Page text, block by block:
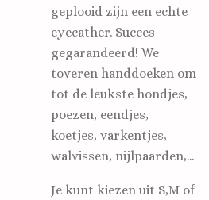
geplooid zijn een echte
eyecather. Succes
gegarandeerd! We
toveren handdoeken om
tot de leukste hondjes,
poezen, eendjes,
koetjes, varkentjes,
walvissen, nijlpaarden,...
Je kunt kiezen uit S,M of